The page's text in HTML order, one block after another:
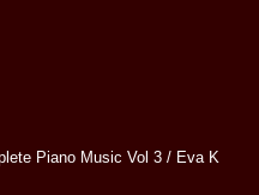
Piano Music Vol 3 / Eva K